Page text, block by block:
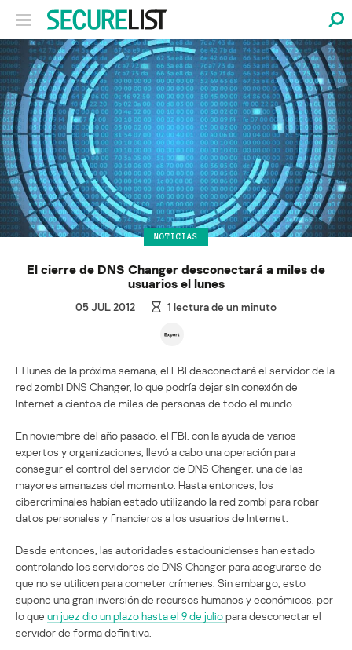
NOTICIAS
El cierre de DNS Changer desconectará a miles de
usuarios el lunes
05 JUL 2012 1 lectura de un minuto
El lunes de la próxima semana, el FBI desconectará el servidor de la
red zombi DNS Changer, lo que podría dejar sin conexión de
Internet a cientos de miles de personas de todo el mundo.
En noviembre del año pasado, el FBI, con la ayuda de varios
expertos y organizaciones, llevó a cabo una operación para
conseguir el control del servidor de DNS Changer, una de las
mayores amenazas del momento. Hasta entonces, los
cibercriminales habían estado utilizando la red zombi para robar
datos personales y financieros a los usuarios de Internet.
Desde entonces, las autoridades estadounidenses han estado
controlando los servidores de DNS Changer para asegurarse de
que no se utilicen para cometer crímenes. Sin embargo, esto
supone una gran inversión de recursos humanos y económicos, por
lo que un juez dio un plazo hasta el 9 de juliopara desconectar el
servidor de forma definitiva.